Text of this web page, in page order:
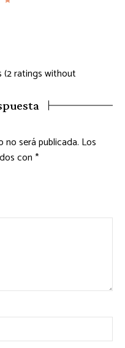
(2 ratings without
será publicada. Los
con*